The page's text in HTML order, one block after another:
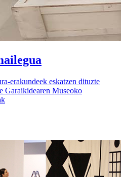
erakundeek eskatzen dituzte
Garaikidearen Museoko